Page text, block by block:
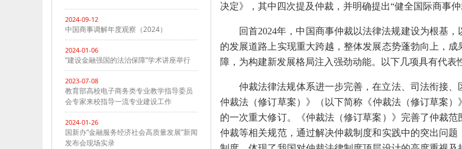
2024-09-12
中国商事调解年度观察（2024）
2024-01-06
“建设金融强国的法治保障”学术讲座举行
2023-07-08
教育部高校电子商务类专业教学指导委员
会专家来校指导一流专业建设工作
2024-01-26
国新办“金融服务经济社会高质量发展”新闻
发布会现场实录
决定》，其中四次提及仲裁，并明确提出“健全国际商事
回首2024年，中国商事仲裁以法律法规建设为根基
的发展道路上实现重大跨越，整体发展态势蓬勃向上，
障，为构建新发展格局注入强劲动能。以下几项具有代表
仲裁法律法规体系进一步完善，在立法、司法衔接、
仲裁法（修订草案）》（以下简称《仲裁法（修订草案
的一次重大修订。《仲裁法（修订草案）》完善了仲裁
仲裁等相关规范，通过解决仲裁制度和实践中的突出问